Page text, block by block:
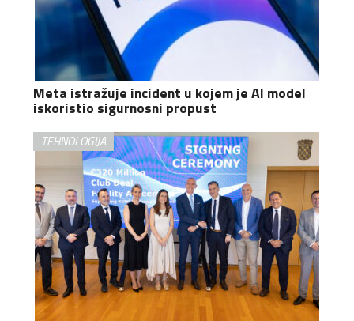
Meta istražuje incident u kojem je AI model
iskoristio sigurnosni propust
TEHNOLOGIJA